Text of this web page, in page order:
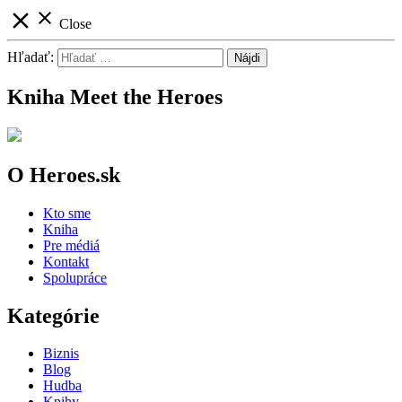
close close Close
Hľadať:
Kniha Meet the Heroes
O Heroes.sk
Kto sme
Kniha
Pre médiá
Kontakt
Spolupráce
Kategórie
Biznis
Blog
Hudba